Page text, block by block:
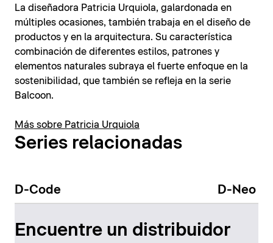
La diseñadora Patricia Urquiola, galardonada en
múltiples ocasiones, también trabaja en el diseño de
productos y en la arquitectura. Su característica
combinación de diferentes estilos, patrones y
elementos naturales subraya el fuerte enfoque en la
sostenibilidad, que también se refleja en la serie
Balcoon.
Más sobre Patricia Urquiola
Series relacionadas
D-Code D-Neo
Encuentre un distribuidor